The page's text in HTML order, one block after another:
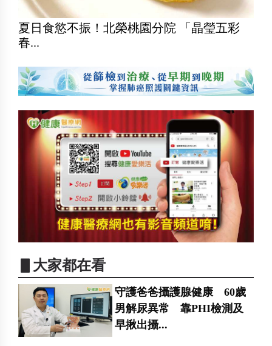
夏日食慾不振！北榮桃園分院 「晶瑩五彩
春...
▋大家都在看
守護爸爸攝護腺健康 60歲
男解尿異常 靠PHI檢測及
早揪出攝...